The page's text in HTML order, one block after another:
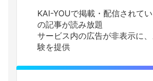
KAI-YOUで掲載・配信されて
の記事が読み放題
サービス内の広告が非表示に
験を提供